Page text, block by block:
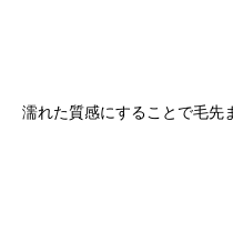
濡れた質感にすることで毛先